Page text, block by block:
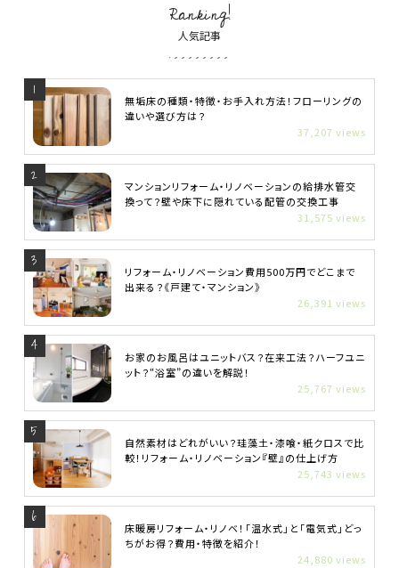
Ranking!
人気記事
無垢床の種類・特徴・お手入れ方法！フローリングの
違いや選び方は？
37,207 views
マンションリフォーム・リノベーションの給排水管交
換って？壁や床下に隠れている配管の交換工事
31,575 views
リフォーム・リノベーション費用500万円でどこまで
出来る？《戸建て・マンション》
26,391 views
お家のお風呂はユニットバス？在来工法？ハーフユニ
ット？“浴室”の違いを解説！
25,767 views
自然素材はどれがいい？珪藻土・漆喰・紙クロスで比
較！リフォーム・リノベーション『壁』の仕上げ方
25,743 views
床暖房リフォーム・リノベ！「温水式」と「電気式」どっ
ちがお得？費用・特徴を紹介！
24,880 views